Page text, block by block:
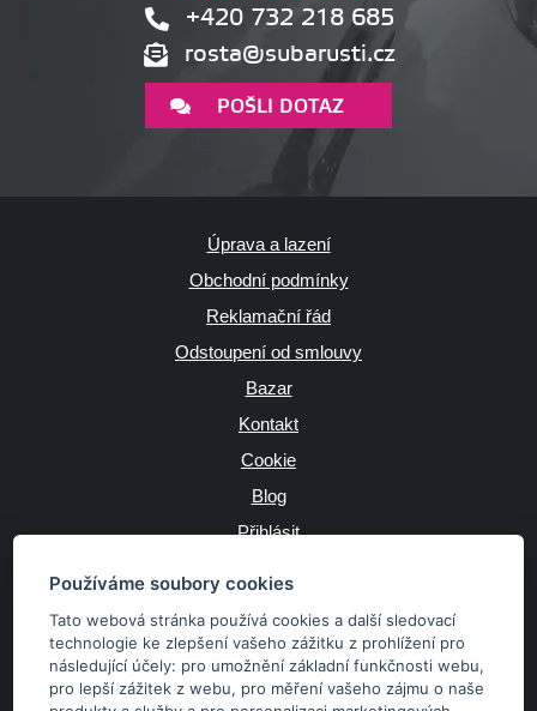
Používáme soubory cookies
Tato webová stránka používá cookies a další sledovací
technologie ke zlepšení vašeho zážitku z prohlížení pro
následující účely: pro umožnění základní funkčnosti webu,
pro lepší zážitek z webu, pro měření vašeho zájmu o naše
+420 732 218 685
rosta@subarusti.cz
POŠLI DOTAZ
Úprava a lazení
Obchodní podmínky
Reklamační řád
Odstoupení od smlouvy
Bazar
Kontakt
Cookie
Blog
Přihlásit
JAZYK